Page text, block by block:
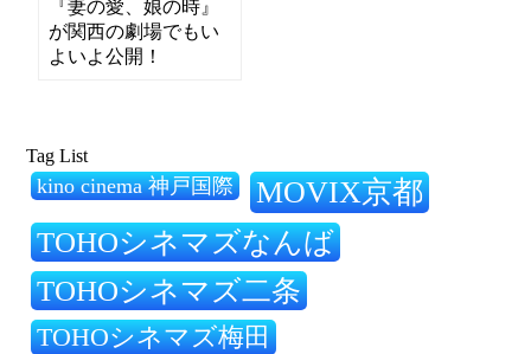
『妻の愛、娘の時』
が関西の劇場でもい
よいよ公開！
Tag List
kino cinema 神戸国際 MOVIX京都
TOHOシネマズなんば
TOHOシネマズ二条
TOHOシネマズ梅田